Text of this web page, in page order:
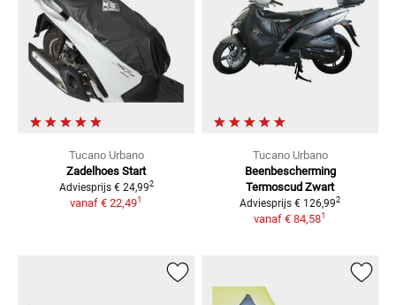
Tucano Urbano
Zadelhoes Start
Adviesprijs € 24,992
vanaf € 22,491
Tucano Urbano
Beenbescherming
Termoscud Zwart
Adviesprijs € 126,992
vanaf € 84,581